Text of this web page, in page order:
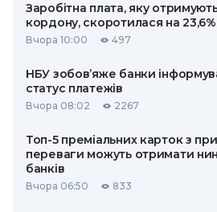
Заробітна плата, яку
кордону, скоротилася на
Вчора 10:00 497
НБУ зобов’яже банки
статус платежів
Вчора 08:02 2267
Топ-5 преміальних карток з
переваги можуть отримати
банків
Вчора 06:50 833